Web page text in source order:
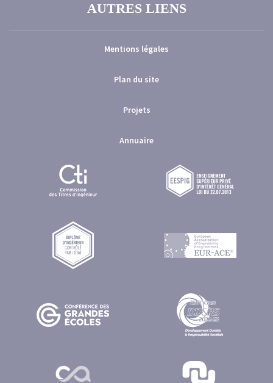
AUTRES LIENS
Mentions légales
Plan du site
Projets
Annuaire